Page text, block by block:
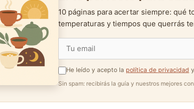
10 páginas para acertar siempre: qué
temperaturas y tiempos que querrás
He leído y acepto la política de privacidad
Sin spam: recibirás la guía y nuestros mejores